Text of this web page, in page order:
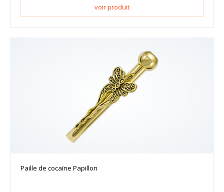
voir produit
Paille de cocaïne Papillon